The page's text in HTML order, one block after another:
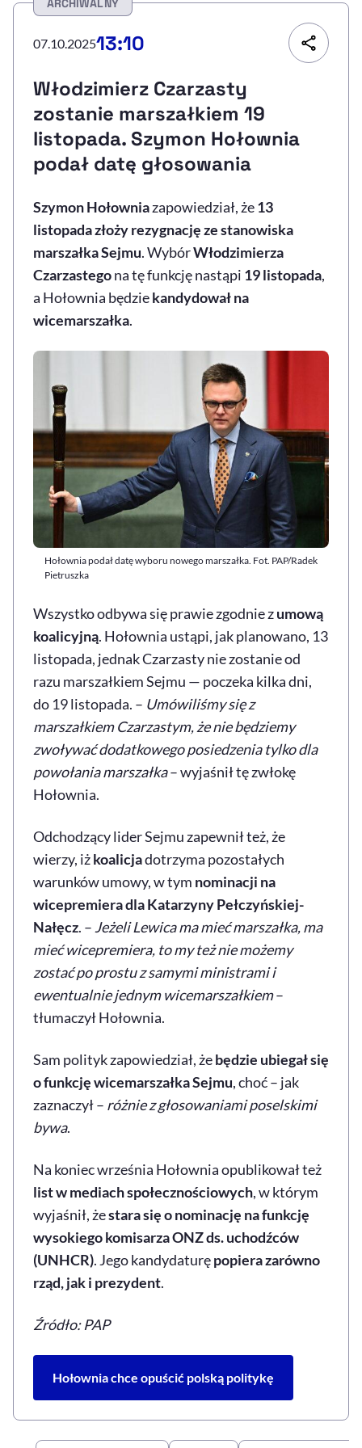
Sprawdź, jak i dlaczego zwiększamy dostępność, otwiera się w nowym
Deklaracja dostępności, otwiera się w nowym oknie
Zgłoś problem
ARCHIWALNY
07.10.202513:10
Włodzimierz Czarzasty
zostanie marszałkiem 19
listopada. Szymon Hołownia
podał datę głosowania
Szymon Hołowniazapowiedział, że13
listopada złoży rezygnację ze stanowiska
marszałka Sejmu. WybórWłodzimierza
Czarzastegona tę funkcję nastąpi 19 listopada,
a Hołownia będziekandydował na
wicemarszałka.
Hołownia podał datę wyboru nowego marszałka. Fot. PAP/Radek
Pietruszka
Wszystko odbywa się prawie zgodnie zumową
koalicyjną. Hołownia ustąpi, jak planowano, 13
listopada, jednak Czarzasty nie zostanie od
razu marszałkiem Sejmu — poczeka kilka dni,
do 19 listopada. – Umówiliśmy się z
marszałkiem Czarzastym, że nie będziemy
zwoływać dodatkowego posiedzenia tylko dla
powołania marszałka– wyjaśnił tę zwłokę
Hołownia.
Odchodzący lider Sejmu zapewnił też, że
wierzy, iżkoalicjadotrzyma pozostałych
warunków umowy, w tym nominacji na
wicepremiera dla Katarzyny Pełczyńskiej-
Nałęcz. – Jeżeli Lewica ma mieć marszałka, ma
mieć wicepremiera, to my też nie możemy
zostać po prostu z samymi ministrami i
ewentualnie jednym wicemarszałkiem–
tłumaczył Hołownia.
Sam polityk zapowiedział, żebędzie ubiegał się
o funkcję wicemarszałka Sejmu, choć – jak
zaznaczył – różnie z głosowaniami poselskimi
bywa.
Na koniec września Hołownia opublikował też
list w mediach społecznościowych, w którym
wyjaśnił, żestara się o nominację na funkcję
wysokiego komisarza ONZ ds. uchodźców
(UNHCR). Jego kandydaturępopiera zarówno
rząd, jak i prezydent.
Źródło: PAP
Hołownia chce opuścić polską politykę